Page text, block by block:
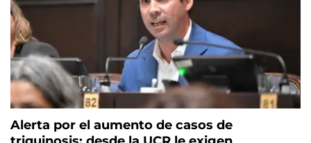
Alerta por el aumento de casos de